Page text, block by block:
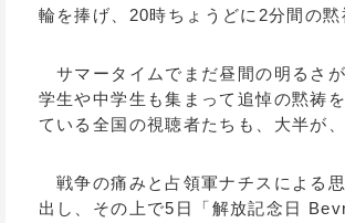
輪を捧げ、20時ちょうどに2分間の黙
サマータイムでまだ昼間の明るさ
学生や中学生も集まって追悼の黙祷
ている全国の視聴者たちも、大半が
戦争の痛みと占領軍ナチスによる
出し、その上で5日「解放記念日